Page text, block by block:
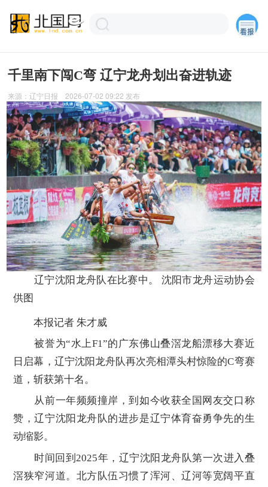
千里南下闯C弯 辽宁龙舟划出奋进轨迹
来源：辽宁日报 2026-07-02 09:22 发布
辽宁沈阳龙舟队在比赛中。 沈阳市龙舟运动协会
供图
本报记者 朱才威
被誉为“水上F1”的广东佛山叠滘龙船漂移大赛近
日启幕，辽宁沈阳龙舟队再次亮相潭头村惊险的C弯赛
道，斩获第十名。
从前一年频频撞岸，到如今收获全国网友交口称
赞，辽宁沈阳龙舟队的进步是辽宁体育奋勇争先的生
动缩影。
时间回到2025年，辽宁沈阳龙舟队第一次进入叠
滘狭窄河道。北方队伍习惯了浑河、辽河等宽阔平直